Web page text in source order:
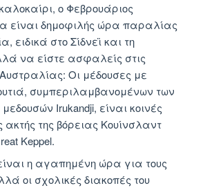
ο Φεβρουάριος
είναι δημοφιλής ώρα παραλίας
ειδικά στο Σίδνεϊ και τη
να είστε ασφαλείς στις
Οι μέδουσες με
συμπεριλαμβανομένων των
Irukandji, είναι κοινές
ακτής της βόρειας Κουίνσλαντ
Keppel.
η αγαπημένη ώρα για τους
οι σχολικές διακοπές του